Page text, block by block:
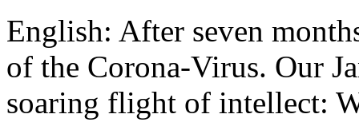
English: After seven
of the Corona-Virus. Our
soaring flight of intellect: